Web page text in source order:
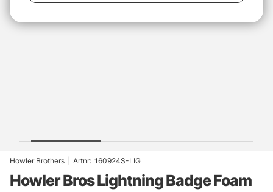
Howler Brothers Artnr: 160924S-LIG
Howler Bros Lightning Badge Foam